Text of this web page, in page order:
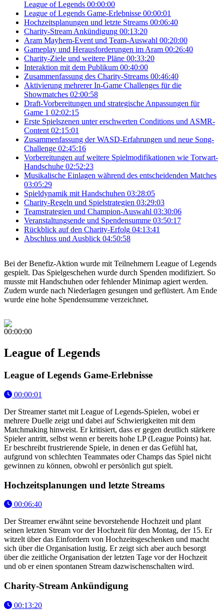
League of Legends 00:00:00
League of Legends Game-Erlebnisse 00:00:01
Hochzeitsplanungen und letzte Streams 00:06:40
Charity-Stream Ankündigung 00:13:20
Aram Mayhem-Event und Team-Auswahl 00:20:00
Gameplay und Herausforderungen im Aram 00:26:40
Charity-Ziele und weitere Pläne 00:33:20
Interaktion mit dem Publikum 00:40:00
Zusammenfassung des Charity-Streams 00:46:40
Aktivierung mehrerer In-Game Challenges für die
Showmatches 02:00:58
Draft-Vorbereitungen und strategische Anpassungen für
Game 1 02:02:15
Erste Spielszenen unter erschwerten Conditions und ASMR-
Content 02:15:01
Zusammenfassung der WASD-Erfahrungen und neue Song-
Challenge 02:45:16
Vorbereitungen auf weitere Spielmodifikationen wie Torwart-
Handschuhe 02:52:23
Musikalische Einlagen während des entscheidenden Matches
03:05:29
Spieldynamik mit Handschuhen 03:28:05
Charity-Regeln und Spielstrategien 03:29:03
Teamstrategien und Champion-Auswahl 03:30:06
Veranstaltungsende und Spendensumme 03:50:17
Rückblick auf den Charity-Erfolg 04:13:41
Abschluss und Ausblick 04:50:58
Bei der Benefiz-Aktion wurde mit Teilnehmern League of Legends
gespielt. Das Spielgeschehen wurde durch Spenden modifiziert. So
musste mit Handschuhen oder fehlender Minimap agiert werden.
Zudem wurde nach Niederlagen gesungen und geflüstert. Am Ende
wurde eine hohe Spendensumme verzeichnet.
00:00:00
League of Legends
League of Legends Game-Erlebnisse
00:00:01
Der Streamer startet mit League of Legends-Spielen, wobei er
mehrere Duelle zeigt und dabei auf Schwierigkeiten mit dem
Matchmaking hinweist. Er kritisiert, dass er gegen deutlich stärkere
Spieler antritt, selbst wenn er bereits hohe LP (League Points) hat.
Er beschreibt frustrierende Spiele, in denen er das Gefühl hat,
aufgrund von schlechten Teammates oder Champs das Spiel nicht
gewinnen zu können, obwohl er persönlich gut spielt.
Hochzeitsplanungen und letzte Streams
00:06:40
Der Streamer erwähnt seine bevorstehende Hochzeit und plant
seinen letzten Stream vor der Hochzeit für den Montag, der 15. Er
witzelt über das Einfordern von Hochzeitsgeschenken und macht
sich über die Organisation lustig. Er zeigt sich aber auch besorgt
über die zeitliche Organisation der letzten Tage vor der Hochzeit
und ob er einen spontanen Stream dazwischenschalten wird.
Charity-Stream Ankündigung
00:13:20